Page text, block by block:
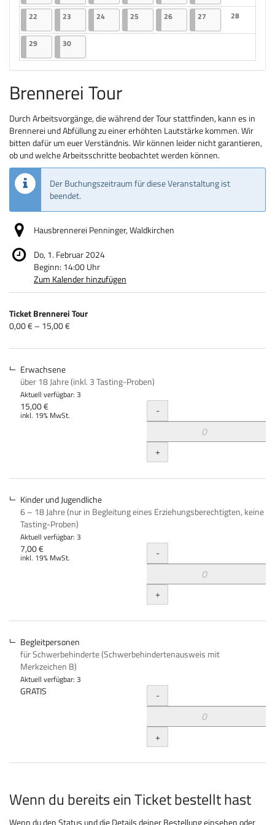
Keine
22 22.06.2026
2 Veranstaltungen
23 23.06.2026
2 Veranstaltungen
2424.06.2026
2 Veranstaltungen
25 25.06.2026
2 Veranstaltungen
2626.06.2026
2 Veranstaltungen
27 27.06.2026
2 Veranstaltungen
28
Keine
2929.06.2026
2 Veranstaltungen
3030.06.2026
2 Veranstaltungen
Brennerei Tour
Durch Arbeitsvorgänge, die während der Tour stattfinden, kann es in
Brennerei und Abfüllung zu einer erhöhten Lautstärke kommen. Wir
bitten dafür um euer Verständnis. Wir können leider nicht garantieren,
ob und welche Arbeitsschritte beobachtet werden können.
Der Buchungszeitraum für diese Veranstaltung ist
beendet.
Hausbrennerei Penninger, Waldkirchen
Do, 1. Februar 2024
Beginn: 14:00Uhr
Zum Kalender hinzufügen
Produkte
Unkategorisierte
Produkte
Ticket Brennerei Tour
von
bis
0,00 € – 15,00 €
Erwachsene
über 18 Jahre (inkl. 3 Tasting-Proben)
Aktuell verfügbar: 3
15,00 €
inkl. 19% MwSt. Menge
-
+
Kinder und Jugendliche
6 – 18 Jahre (nur in Begleitung eines Erziehungsberechtigten, keine
Tasting-Proben)
Aktuell verfügbar: 3
7,00 €
inkl. 19% MwSt. Menge
-
+
Begleitpersonen
für Schwerbehinderte (Schwerbehindertenausweis mit
Merkzeichen B)
Aktuell verfügbar: 3
GRATIS Menge
-
+
Wenn du bereits ein Ticket bestellt hast